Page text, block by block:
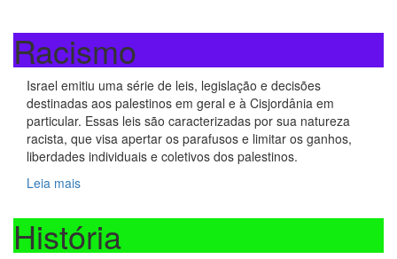
Racismo
Israel emitiu uma série de leis, legislação e decisões
destinadas aos palestinos em geral e à Cisjordânia em
particular. Essas leis são caracterizadas por sua natureza
racista, que visa apertar os parafusos e limitar os ganhos,
liberdades individuais e coletivos dos palestinos.
Leia mais
História